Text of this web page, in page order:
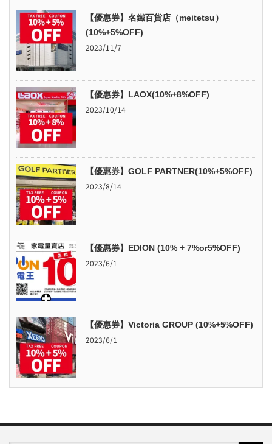
【優惠券】名鐵百貨店（meitetsu）
(10%+5%OFF)
2023/11/7
【優惠券】LAOX(10%+8%OFF)
2023/10/14
【優惠券】GOLF PARTNER(10%+5%OFF)
2023/8/14
【優惠券】EDION (10% + 7%or5%OFF)
2023/6/1
【優惠券】Victoria GROUP (10%+5%OFF)
2023/6/1